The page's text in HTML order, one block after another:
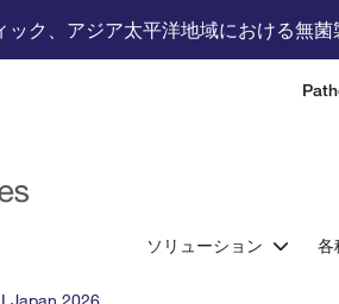
ク、アジア太平洋地域における無
ソリューション 各